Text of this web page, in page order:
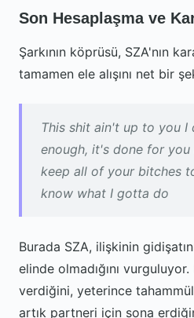
Son Hesaplaşma ve
Şarkının köprüsü, SZA'nın
tamamen ele alışını net bir
This shit ain't up to you I
enough, it's done for
keep all of your bitches
know what I gotta do
Burada SZA, ilişkinin
elinde olmadığını
verdiğini, yeterince
artık partneri için sona